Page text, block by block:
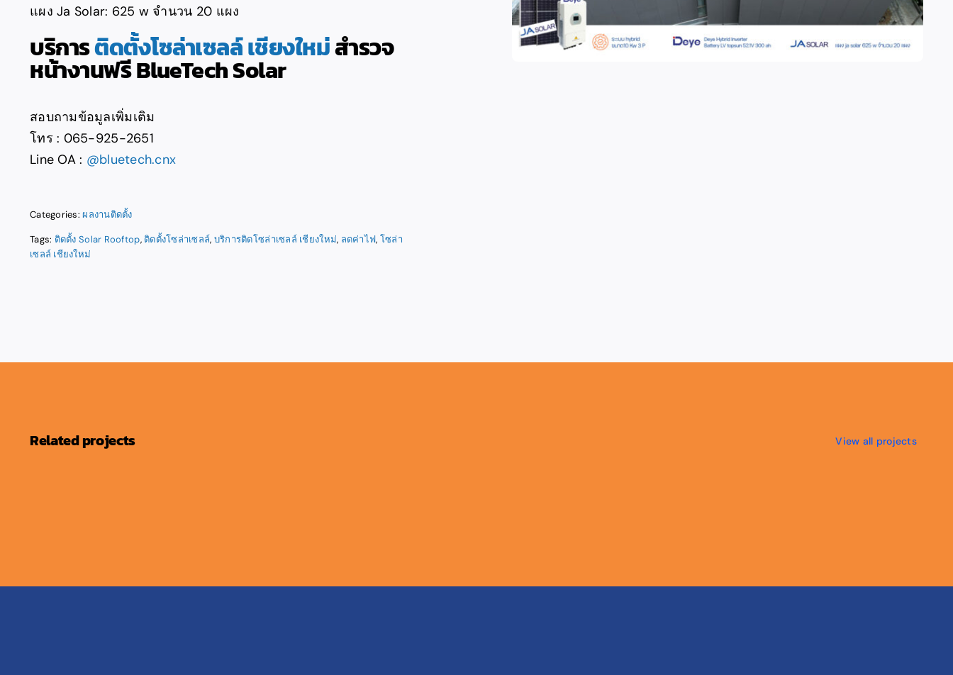
แผง Ja Solar: 625 w จำนวน 20 แผง
บริการติดตั้งโซล่าเซลล์ เชียงใหม่สำรวจ
หน้างานฟรี BlueTech Solar
สอบถามข้อมูลเพิ่มเติม
โทร : 065-925-2651
Line OA : @bluetech.cnx
Categories:ผลงานติดตั้ง
Tags: ติดตั้ง Solar Rooftop, ติดตั้งโซล่าเซลล์, บริการติดโซล่าเซลล์ เชียงใหม่, ลดค่าไฟ, โซล่า
เซลล์ เชียงใหม่
Related projects View all projects